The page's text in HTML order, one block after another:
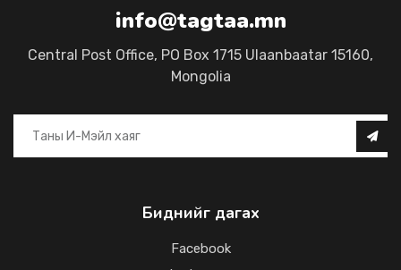
info@tagtaa.mn
Central Post Office, PO Box 1715 Ulaanbaatar 15160,
Mongolia
Биднийг дагах
Facebook